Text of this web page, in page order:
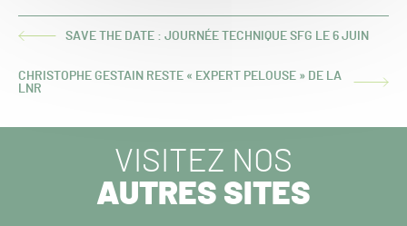
ARTICLESAVE THE DATE : JOURNÉE TECHNIQUE SFG LE 6 JUIN
ARTICLE
CHRISTOPHE GESTAIN RESTE « EXPERT PELOUSE » DE LA
LNR
VISITEZ NOS
AUTRES SITES